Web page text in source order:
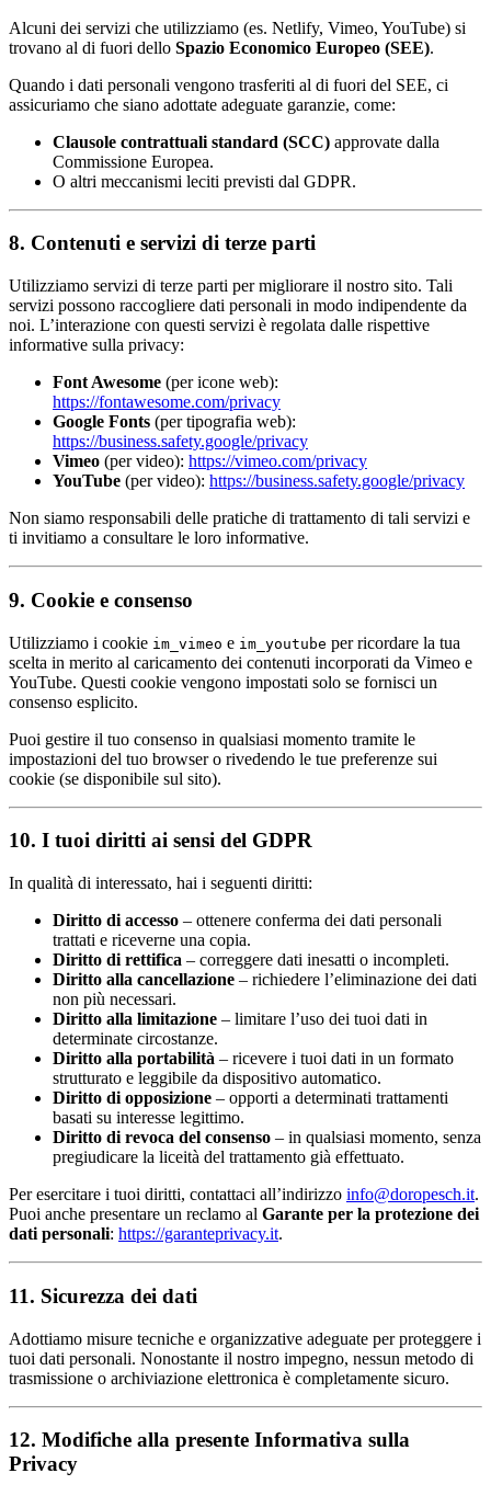
Alcuni dei servizi che utilizziamo (es. Netlify, Vimeo, YouTube) si
trovano al di fuori dello Spazio Economico Europeo (SEE).
Quando i dati personali vengono trasferiti al di fuori del SEE, ci
assicuriamo che siano adottate adeguate garanzie, come:
Clausole contrattuali standard (SCC) approvate dalla
Commissione Europea.
O altri meccanismi leciti previsti dal GDPR.
8. Contenuti e servizi di terze parti
Utilizziamo servizi di terze parti per migliorare il nostro sito. Tali
servizi possono raccogliere dati personali in modo indipendente da
noi. L’interazione con questi servizi è regolata dalle rispettive
informative sulla privacy:
Font Awesome (per icone web):
https://fontawesome.com/privacy
Google Fonts (per tipografia web):
https://business.safety.google/privacy
Vimeo (per video): https://vimeo.com/privacy
YouTube (per video): https://business.safety.google/privacy
Non siamo responsabili delle pratiche di trattamento di tali servizi e
ti invitiamo a consultare le loro informative.
9. Cookie e consenso
Utilizziamo i cookie im_vimeo e im_youtube per ricordare la tua
scelta in merito al caricamento dei contenuti incorporati da Vimeo e
YouTube. Questi cookie vengono impostati solo se fornisci un
consenso esplicito.
Puoi gestire il tuo consenso in qualsiasi momento tramite le
impostazioni del tuo browser o rivedendo le tue preferenze sui
cookie (se disponibile sul sito).
10. I tuoi diritti ai sensi del GDPR
In qualità di interessato, hai i seguenti diritti:
Diritto di accesso – ottenere conferma dei dati personali
trattati e riceverne una copia.
Diritto di rettifica – correggere dati inesatti o incompleti.
Diritto alla cancellazione – richiedere l’eliminazione dei dati
non più necessari.
Diritto alla limitazione – limitare l’uso dei tuoi dati in
determinate circostanze.
Diritto alla portabilità – ricevere i tuoi dati in un formato
strutturato e leggibile da dispositivo automatico.
Diritto di opposizione – opporti a determinati trattamenti
basati su interesse legittimo.
Diritto di revoca del consenso – in qualsiasi momento, senza
pregiudicare la liceità del trattamento già effettuato.
Per esercitare i tuoi diritti, contattaci all’indirizzo info@doropesch.it.
Puoi anche presentare un reclamo al Garante per la protezione dei
dati personali: https://garanteprivacy.it.
11. Sicurezza dei dati
Adottiamo misure tecniche e organizzative adeguate per proteggere i
tuoi dati personali. Nonostante il nostro impegno, nessun metodo di
trasmissione o archiviazione elettronica è completamente sicuro.
12. Modifiche alla presente Informativa sulla
Privacy